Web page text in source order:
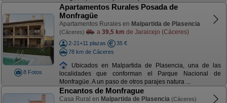
8 Fotos
Apartamentos Rurales Posada de
Monfragüe
Apartamentos Rurales en Malpartida de Plasencia
(Cáceres) a 39,5 km de Jaraicejo (Cáceres)
2-21+11 plazas
35 €
78 km de Cáceres
Ubicados en Malpartida de Plasencia, una de las
localidades que conforman el Parque Nacional de
Monfragüe. A un paso de otros parajes natura ...
Encantos de Monfrague
Casa Rural en Malpartida de Plasencia (Cáceres)